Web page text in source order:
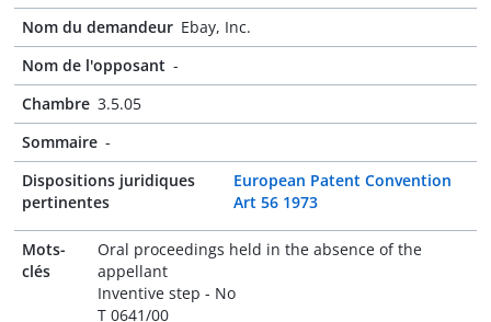
Nom du demandeur Ebay, Inc.
Nom de l'opposant -
Chambre 3.5.05
Sommaire -
Dispositions juridiques
pertinentes
European Patent Convention
Art 56 1973
Mots-
clés
Oral proceedings held in the absence of the
appellant
Inventive step - No
T 0641/00